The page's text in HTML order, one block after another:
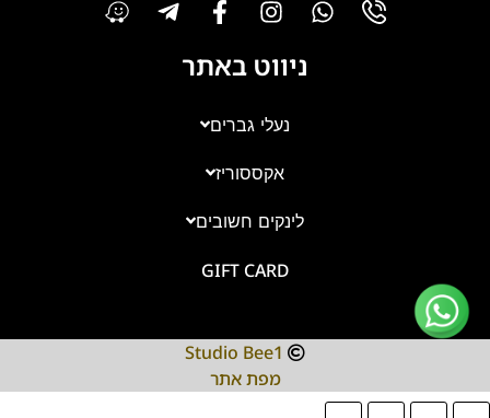
ניווט באתר
נעלי גברים
אקססוריז
לינקים חשובים
GIFT CARD
Studio Bee1
מפת אתר